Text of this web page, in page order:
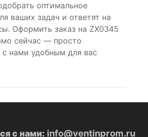
оптимальное
ваших задач и ответят на
Оформить заказ на ZX0345
сейчас — просто
с нами удобным для вас
с нами: info@ventinprom.ru